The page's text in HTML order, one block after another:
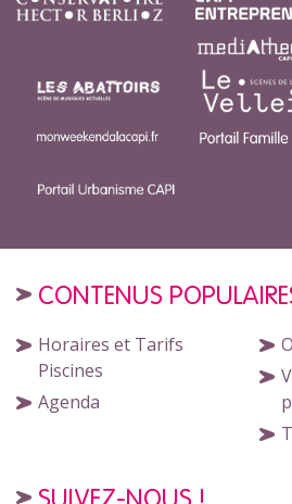
CONTENUS
Horaires et Tarifs
Piscines
Agenda